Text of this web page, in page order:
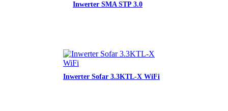
Inwerter SMA STP 3.0
Inwerter Sofar 3.3KTL-X WiFi